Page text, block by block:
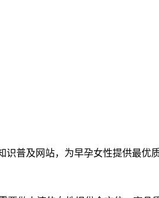
及网站，为早孕女性提供最优质